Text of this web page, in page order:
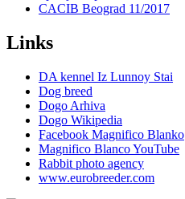
CACIB Beograd 11/2017
Links
DA kennel Iz Lunnoy Stai
Dog breed
Dogo Arhiva
Dogo Wikipedia
Facebook Magnifico Blanko
Magnifico Blanco YouTube
Rabbit photo agency
www.eurobreeder.com